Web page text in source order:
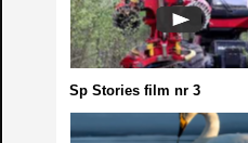
Sp Stories film nr 3